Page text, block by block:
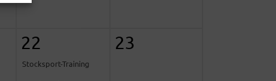
22
Stocksport-Training
23